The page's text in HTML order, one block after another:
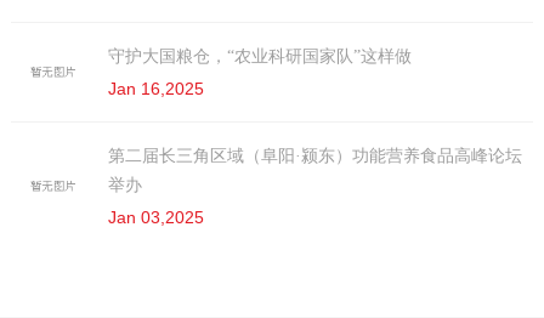
守护大国粮仓，“农业科研国家队”这样做
Jan 16,2025
第二届长三角区域（阜阳·颍东）功能营养食品高峰论坛
举办
Jan 03,2025